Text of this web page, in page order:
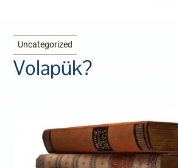
Uncategorized
Volapük?